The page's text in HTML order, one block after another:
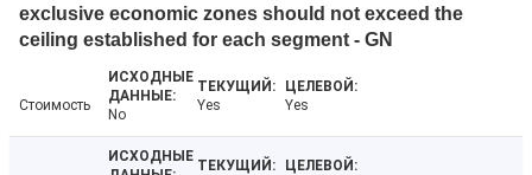
exclusive economic zones should not exceed the
ceiling established for each segment - GN
Стоимость
No
Yes Yes